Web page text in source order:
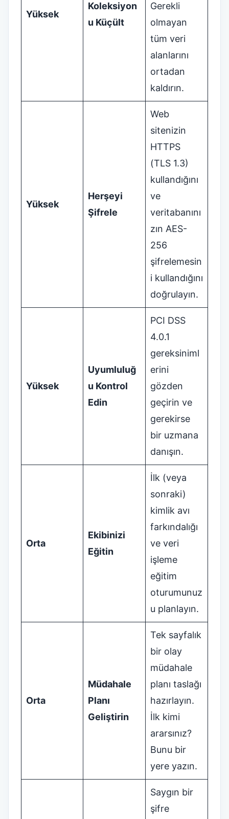
Yüksek
Koleksiyon
u Küçült
Gerekli
olmayan
tüm veri
alanlarını
ortadan
kaldırın.
Yüksek
Herşeyi
Şifrele
Web
sitenizin
HTTPS
(TLS 1.3)
kullandığını
ve
veritabanını
zın AES-
256
şifrelemesin
i kullandığını
doğrulayın.
Yüksek
Uyumluluğ
u Kontrol
Edin
PCI DSS
4.0.1
gereksiniml
erini
gözden
geçirin ve
gerekirse
bir uzmana
danışın.
Orta
Ekibinizi
Eğitin
İlk (veya
sonraki)
kimlik avı
farkındalığı
ve veri
işleme
eğitim
oturumunuz
u planlayın.
Orta
Müdahale
Planı
Geliştirin
Tek sayfalık
bir olay
müdahale
planı taslağı
hazırlayın.
İlk kimi
ararsınız?
Bunu bir
yere yazın.
Saygın bir
şifre